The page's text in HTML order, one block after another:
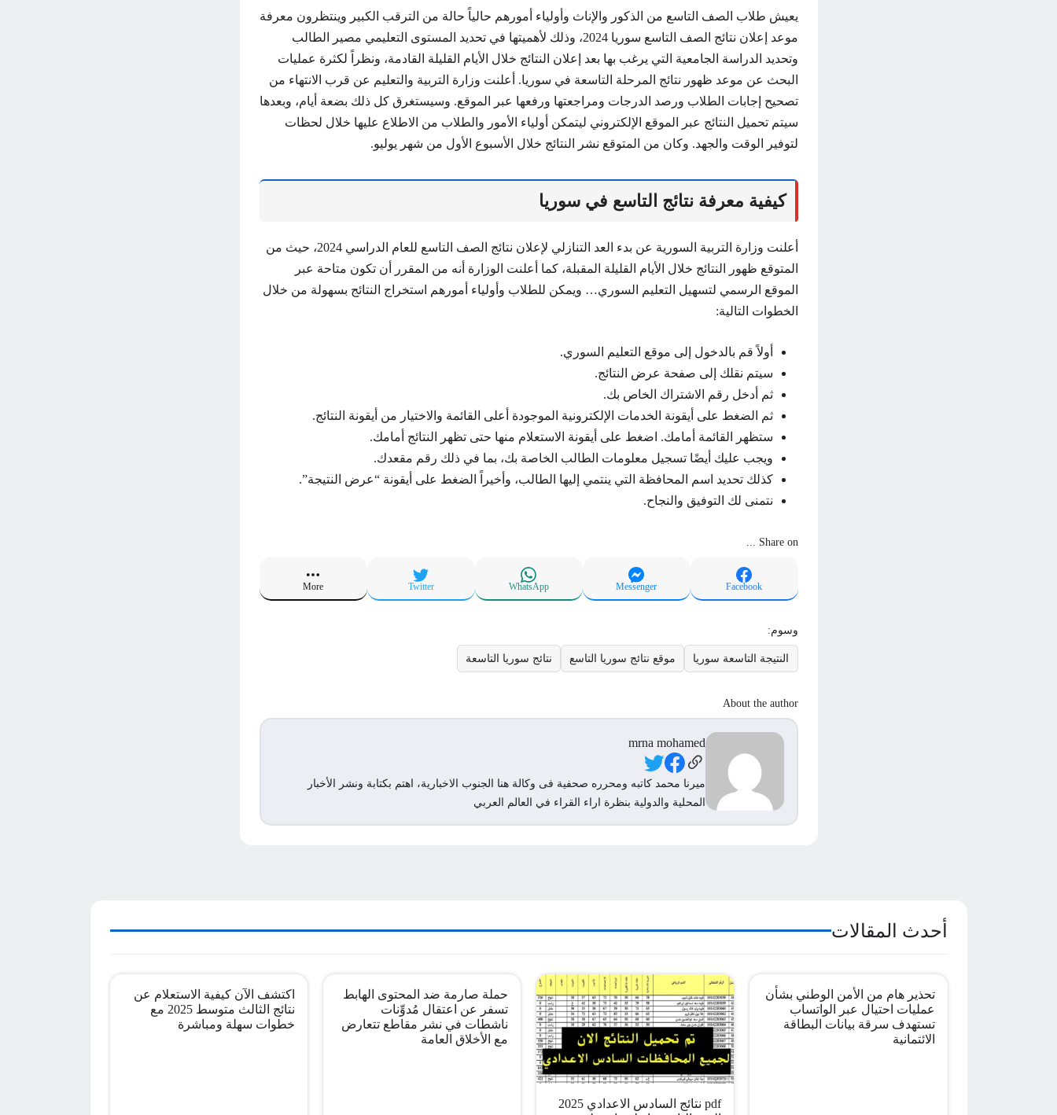
يعيش طلاب الصف التاسع من الذكور والإناث وأولياء أمورهم حالياً حالة من الترقب الكبير وينتظرون معرفة
موعد إعلان نتائج الصف التاسع سوريا 2024، وذلك لأهميتها في تحديد المستوى التعليمي مصير الطالب
وتحديد الدراسة الجامعية التي يرغب بها بعد إعلان النتائج خلال الأيام القليلة القادمة، ونظراً لكثرة عمليات
البحث عن موعد ظهور نتائج المرحلة التاسعة في سوريا. أعلنت وزارة التربية والتعليم عن قرب الانتهاء من
تصحيح إجابات الطلاب ورصد الدرجات ومراجعتها ورفعها عبر الموقع. وسيستغرق كل ذلك بضعة أيام، وبعدها
سيتم تحميل النتائج عبر الموقع الإلكتروني ليتمكن أولياء الأمور والطلاب من الاطلاع عليها خلال لحظات
لتوفير الوقت والجهد. وكان من المتوقع نشر النتائج خلال الأسبوع الأول من شهر يوليو.
كيفية معرفة نتائج التاسع في سوريا
أعلنت وزارة التربية السورية عن بدء العد التنازلي لإعلان نتائج الصف التاسع للعام الدراسي 2024، حيث من
المتوقع ظهور النتائج خلال الأيام القليلة المقبلة، كما أعلنت الوزارة أنه من المقرر أن تكون متاحة عبر
الموقع الرسمي لتسهيل التعليم السوري… ويمكن للطلاب وأولياء أمورهم استخراج النتائج بسهولة من خلال
الخطوات التالية:
أولاً قم بالدخول إلى موقع التعليم السوري.
سيتم نقلك إلى صفحة عرض النتائج.
ثم أدخل رقم الاشتراك الخاص بك.
ثم الضغط على أيقونة الخدمات الإلكترونية الموجودة أعلى القائمة والاختيار من أيقونة النتائج.
ستظهر القائمة أمامك. اضغط على أيقونة الاستعلام منها حتى تظهر النتائج أمامك.
ويجب عليك أيضًا تسجيل معلومات الطالب الخاصة بك، بما في ذلك رقم مقعدك.
كذلك تحديد اسم المحافظة التي ينتمي إليها الطالب، وأخيراً الضغط على أيقونة “عرض النتيجة”.
نتمنى لك التوفيق والنجاح.
Share on ...
Facebook
Messenger
WhatsApp
Twitter
More
وسوم:
النتيجة التاسعة سوريا موقع نتائج سوريا التاسع نتائج سوريا التاسعة
About the author
mrna mohamed
Social Links
ميرنا محمد كاتبه ومحرره صحفية فى وكالة هنا الجنوب الاخبارية، اهتم بكتابة ونشر الأخبار
المحلية والدولية بنظرة اراء القراء في العالم العربي
أحدث المقالات
تحذير هام من الأمن الوطني بشأن
عمليات احتيال عبر الواتساب
تستهدف سرقة بيانات البطاقة
الائتمانية
pdf نتائج السادس الاعدادي 2025
حملة صارمة ضد المحتوى الهابط
تسفر عن اعتقال مُدوِّنات
ناشطات في نشر مقاطع تتعارض
مع الأخلاق العامة
اكتشف الآن كيفية الاستعلام عن
نتائج الثالث متوسط 2025 مع
خطوات سهلة ومباشرة